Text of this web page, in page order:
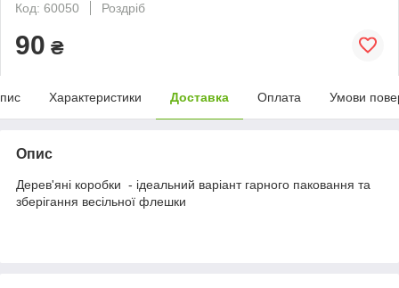
Код: 60050
Роздріб
90 ₴
Характеристики Доставка Оплата Умови
Опис
Дерев'яні коробки - ідеальний варіант гарного паковання та
зберігання весільної флешки